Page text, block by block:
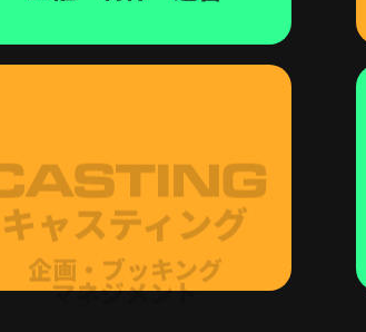
キャスティング
企画・ブッキング
マネジメント